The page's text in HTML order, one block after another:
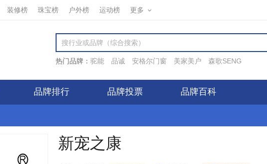
装修榜 珠宝榜 户外榜 运动榜 更多
热门品牌： 驼能 品诚 安格尔门窗 美家美户 森歌SENG
品牌排行 品牌投票 品牌百科
新宠之康